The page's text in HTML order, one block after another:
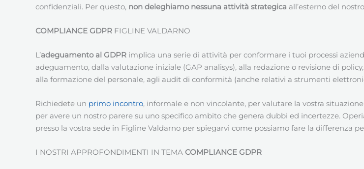
confidenziali. Per questo, non deleghiamo nessuna attività strategica all’esterno del
COMPLIANCE GDPR FIGLINE VALDARNO
L’adeguamento al GDPR implica una serie di attività per conformare i tuoi processi
adeguamento, dalla valutazione iniziale (GAP analisys), alla redazione o revisione di
alla formazione del personale, agli audit di conformità (anche relativi a strumenti
Richiedete un primo incontro, informale e non vincolante, per valutare la vostra
per avere un nostro parere su uno specifico ambito che genera dubbi ed incertezze.
presso la vostra sede in Figline Valdarno per spiegarvi come possiamo fare la differenza
I NOSTRI APPROFONDIMENTI IN TEMA COMPLIANCE GDPR